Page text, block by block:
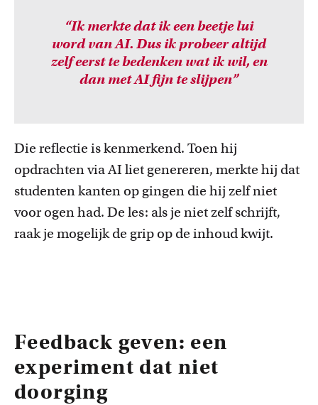
“Ik merkte dat ik een beetje lui
word van AI. Dus ik probeer altijd
zelf eerst te bedenken wat ik wil, en
dan met AI fijn te slijpen”
Die reflectie is kenmerkend. Toen hij
opdrachten via AI liet genereren, merkte hij dat
studenten kanten op gingen die hij zelf niet
voor ogen had. De les: als je niet zelf schrijft,
raak je mogelijk de grip op de inhoud kwijt.
Feedback geven: een
experiment dat niet
doorging